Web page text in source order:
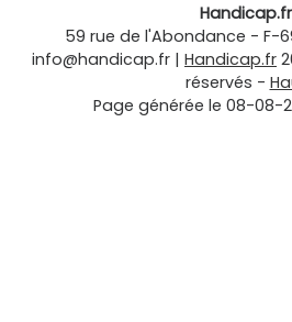
Handicap.fr
59 rue de l'Abondance - F-
info@handicap.fr | Handicap.fr
réservés -
Page générée le 08-08-